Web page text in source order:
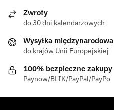
Zwroty
do 30 dni kalendarzowych
Wysyłka międzynarodowa
do krajów Unii Europejskiej
100% bezpieczne zakupy
Paynow/BLIK/PayPal/PayPo